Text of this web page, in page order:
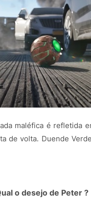
maléfica é refletida
de volta. Duende
o desejo de Peter ?